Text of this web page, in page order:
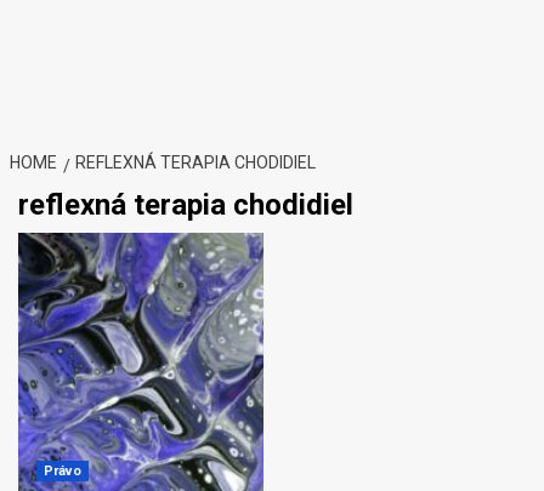
HOME REFLEXNÁ TERAPIA CHODIDIEL
reflexná terapia chodidiel
Právo